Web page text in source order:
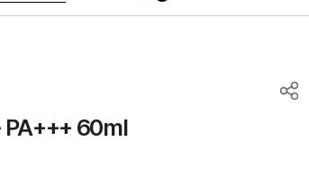
PA+++ 60ml